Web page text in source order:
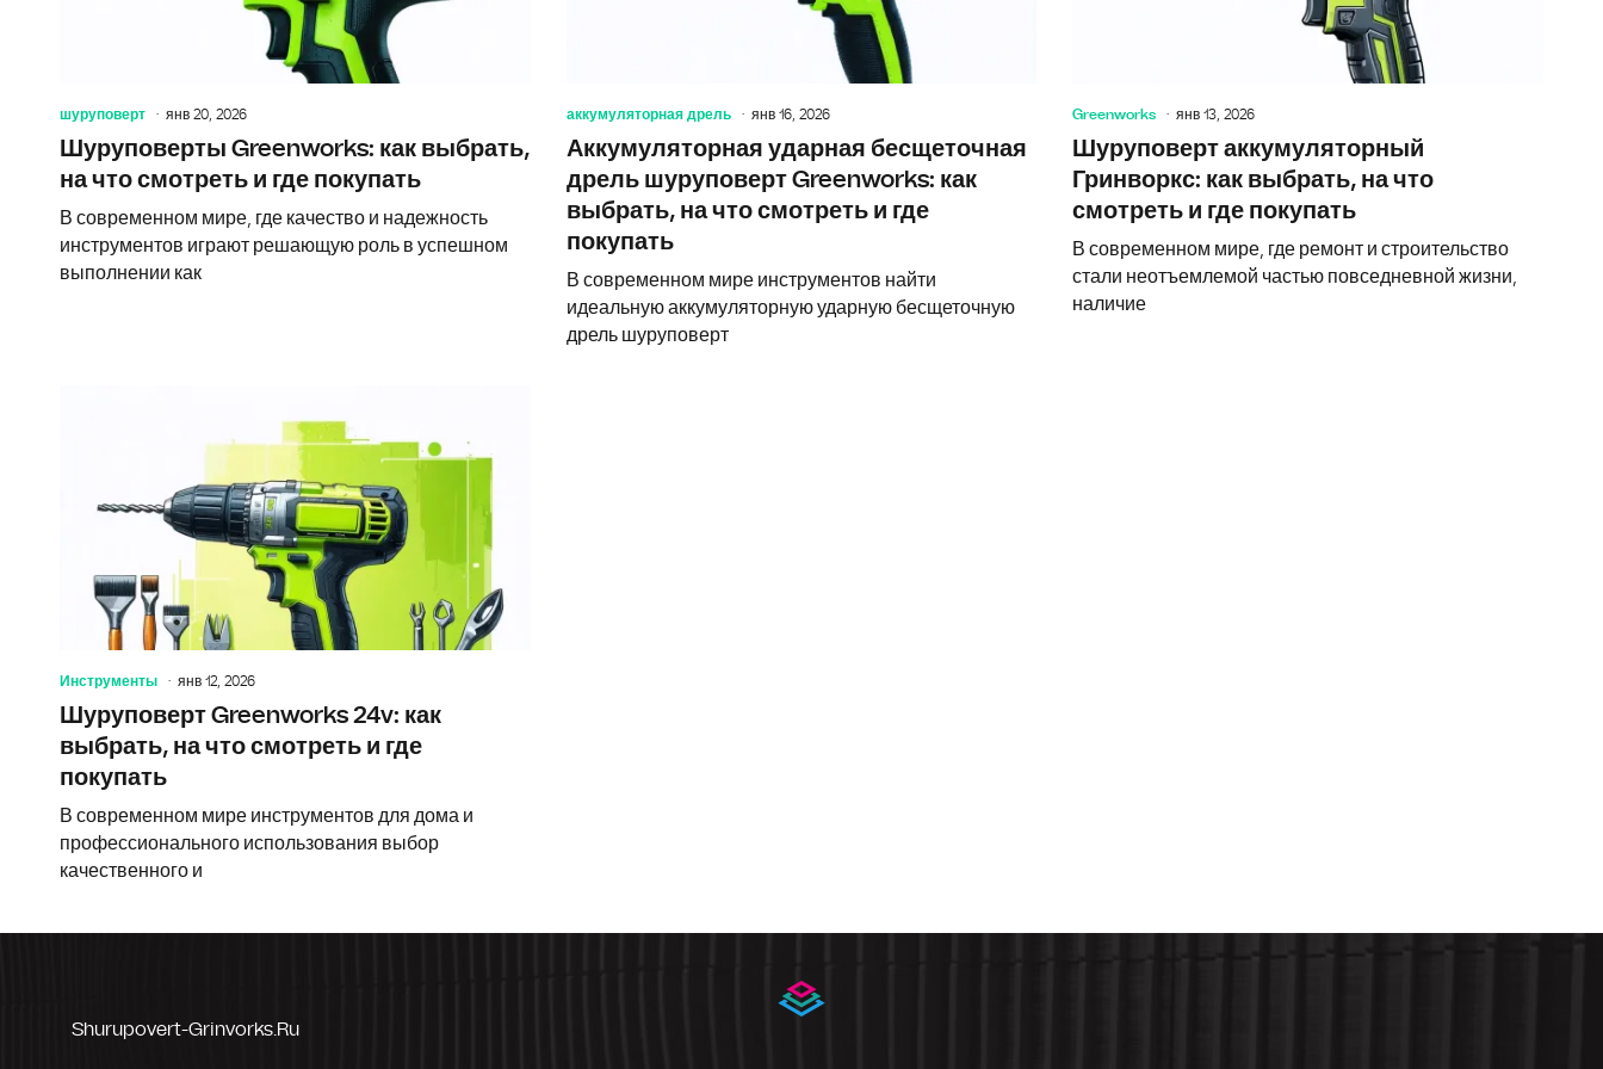
шуруповерт янв 20, 2026
Шуруповерты Greenworks: как выбрать,
на что смотреть и где покупать
В современном мире, где качество и надежность
инструментов играют решающую роль в успешном
выполнении как
аккумуляторная дрель янв 16, 2026
Аккумуляторная ударная бесщеточная
дрель шуруповерт Greenworks: как
выбрать, на что смотреть и где
покупать
В современном мире инструментов найти
идеальную аккумуляторную ударную бесщеточную
дрель шуруповерт
Greenworks янв 13, 2026
Шуруповерт аккумуляторный
Гринворкс: как выбрать, на что
смотреть и где покупать
В современном мире, где ремонт и строительство
стали неотъемлемой частью повседневной жизни,
наличие
Инструменты янв 12, 2026
Шуруповерт Greenworks 24v: как
выбрать, на что смотреть и где
покупать
В современном мире инструментов для дома и
профессионального использования выбор
качественного и
Shurupovert-Grinvorks.ru